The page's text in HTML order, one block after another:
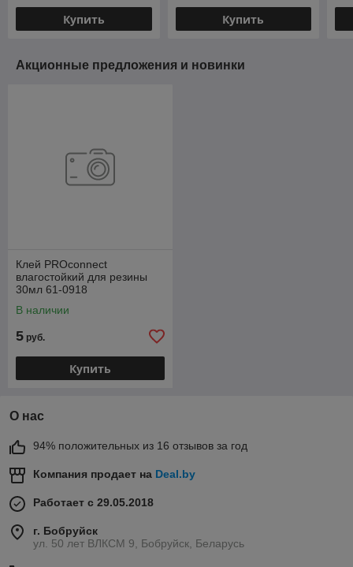
Купить Купить
Акционные предложения и новинки
Клей PROconnect
влагостойкий для резины
30мл 61-0918
В наличии
5 руб.
Купить
О нас
94% положительных из 16 отзывов за год
Компания продает на Deal.by
Работает с 29.05.2018
г. Бобруйск
ул. 50 лет ВЛКСМ 9, Бобруйск, Беларусь